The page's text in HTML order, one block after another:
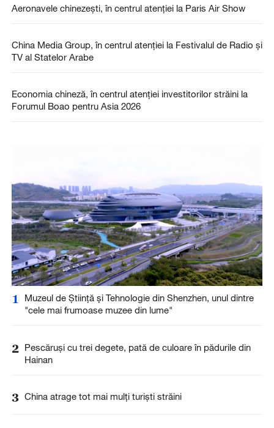
Aeronavele chinezești, în centrul atenției la Paris Air Show
China Media Group, în centrul atenției la Festivalul de Radio și
TV al Statelor Arabe
Economia chineză, în centrul atenției investitorilor străini la
Forumul Boao pentru Asia 2026
1
Muzeul de Știință și Tehnologie din Shenzhen, unul dintre
"cele mai frumoase muzee din lume"
2 Pescăruși cu trei degete, pată de culoare în pădurile din
Hainan
3 China atrage tot mai mulți turiști străini